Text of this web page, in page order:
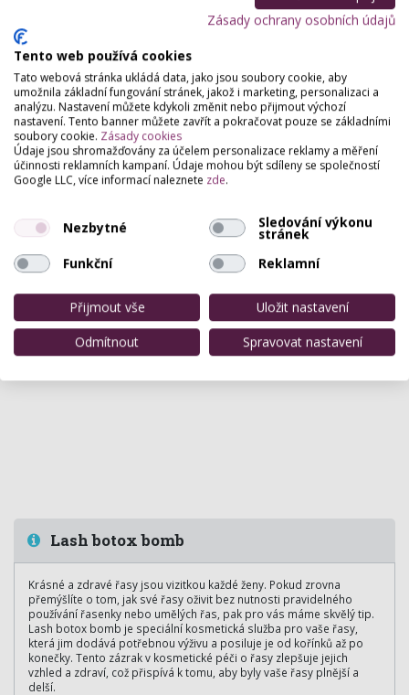
Sadová 4850, Chomutov
Kosmetické a masérské služby.
Lash botox bomb
Krásné a zdravé řasy jsou vizitkou každé ženy. Pokud zrovna
přemýšlíte o tom, jak své řasy oživit bez nutnosti pravidelného
používání řasenky nebo umělých řas, pak pro vás máme skvělý tip.
Lash botox bomb je speciální kosmetická služba pro vaše řasy,
která jim dodává potřebnou výživu a posiluje je od kořínků až po
konečky. Tento zázrak v kosmetické péči o řasy zlepšuje jejich
vzhled a zdraví, což přispívá k tomu, aby byly vaše řasy plnější a
delší.
Zásady ochrany osobních údajů
Tento web používá cookies
Tato webová stránka ukládá data, jako jsou soubory cookie, aby
umožnila základní fungování stránek, jakož i marketing, personalizaci a
analýzu. Nastavení můžete kdykoli změnit nebo přijmout výchozí
nastavení. Tento banner můžete zavřít a pokračovat pouze se základními
soubory cookie. Zásady cookies
Údaje jsou shromažďovány za účelem personalizace reklamy a měření
účinnosti reklamních kampaní. Údaje mohou být sdíleny se společností
Google LLC, více informací naleznete zde.
Nezbytné Sledování výkonu
stránek
Funkční
Reklamní
Přijmout vše
Uložit nastavení
Odmítnout
Spravovat nastavení